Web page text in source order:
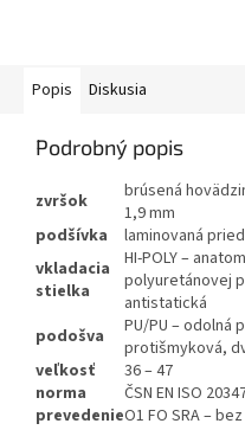
Popis Diskusia
Podrobný popis
zvršok
brúsená
1,9 mm
podšívka
laminovaná
vkladacia
stielka
HI-POLY –
polyuretánovej
antistatická
podošva
PU/PU – odolná
protišmyková,
veľkosť
36 – 47
norma
ČSN EN ISO
prevedenieO1 FO SRA –